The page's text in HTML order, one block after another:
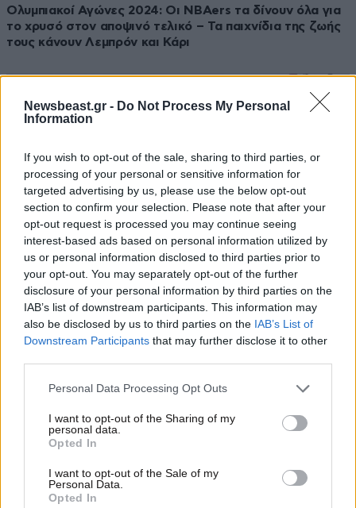
Newsbeast.gr - Do Not Process My Personal
Information
If you wish to opt-out of the sale, sharing to third parties, or
processing of your personal or sensitive information for
targeted advertising by us, please use the below opt-out
section to confirm your selection. Please note that after your
opt-out request is processed you may continue seeing
interest-based ads based on personal information utilized by
us or personal information disclosed to third parties prior to
your opt-out. You may separately opt-out of the further
disclosure of your personal information by third parties on the
IAB’s list of downstream participants. This information may
also be disclosed by us to third parties on the IAB’s List of
Downstream Participants that may further disclose it to other
Please note that this website/app uses one or more Google
not limited to your visit or usage behaviour. You may click to
grant or deny consent to Google and its third-party tags to
use your data for below specified purposes in below Google
consent section.
Personal Data Processing Opt Outs
I want to opt-out of the Sharing of my
personal data.
Opted In
I want to opt-out of the Sale of my
Personal Data.
Opted In
Ολυμπιακοί Αγώνες 2024: Οι NBAers τα δίνουν όλα για
το χρυσό στον αποψινό τελικό – Τα παιχνίδια της ζωής
τους κάνουν Λεμπρόν και Κάρι
20·09·2023 16:44
Τρέλα με Στεφ Κάρι: Ευστόχησε σε 103 συνεχόμενα
τρίποντα